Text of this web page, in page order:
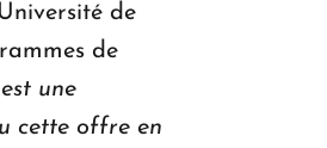
de
de
une
cette offre en